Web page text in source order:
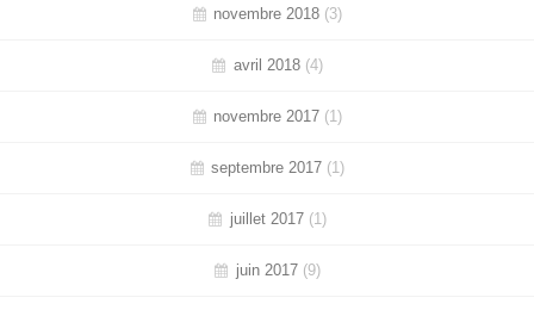
novembre 2018 (3)
avril 2018(4)
novembre 2017 (1)
septembre 2017 (1)
juillet 2017(1)
juin 2017(9)